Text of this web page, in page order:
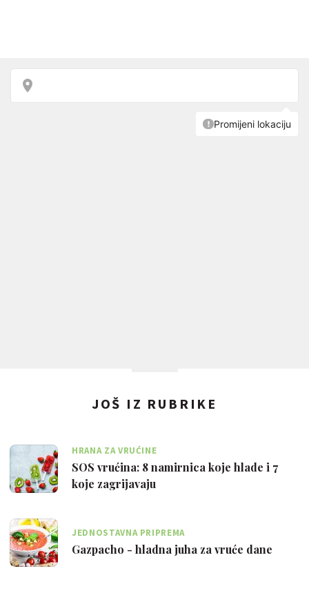
JOŠ IZ RUBRIKE
HRANA ZA VRUĆINE
SOS vrućina: 8 namirnica koje hlade i 7
koje zagrijavaju
JEDNOSTAVNA PRIPREMA
Gazpacho - hladna juha za vruće dane